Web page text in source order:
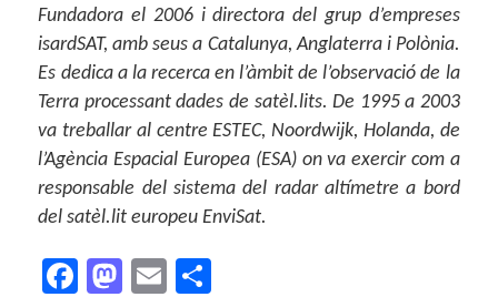
Fundadora el 2006 i directora del grup d’empreses
isardSAT, amb seus a Catalunya, Anglaterra i Polònia.
Es dedica a la recerca en l’àmbit de l’observació de la
Terra processant dades de satèl.lits. De 1995 a 2003
va treballar al centre ESTEC, Noordwijk, Holanda, de
l’Agència Espacial Europea (ESA) on va exercir com a
responsable del sistema del radar altímetre a bord
del satèl.lit europeu EnviSat.
F M E